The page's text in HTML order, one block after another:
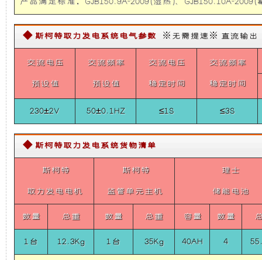
定，
所
增
一
个
使
◆ 斯柯特取力发电系统电气参数 ※无需提速※ 直流输出
交流电压
预设值
交流频率
预设值
交流电压
稳定时间
交流频率
稳定时间
230±2V 50±0.1HZ ≤1S ≤3S
◆ 斯柯特取力发电系统货物清单
斯柯特
取力发电电机
斯柯特
监管单元主机
理士
储能电池
数量 总重 数量 总重 容量 数量
1台 12.3Kg 1台 35Kg 40AH 4